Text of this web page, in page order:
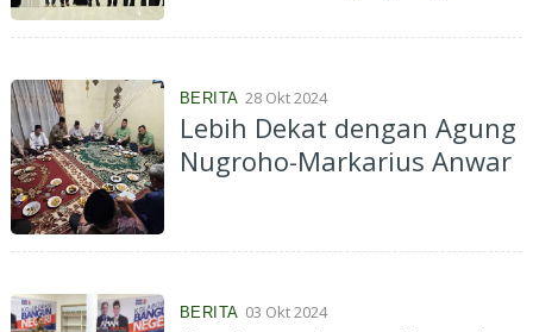
di Pilkada Pekanbaru 2024
BERITA 28 Okt 2024
Lebih Dekat dengan Agung
Nugroho-Markarius Anwar
BERITA 03 Okt 2024